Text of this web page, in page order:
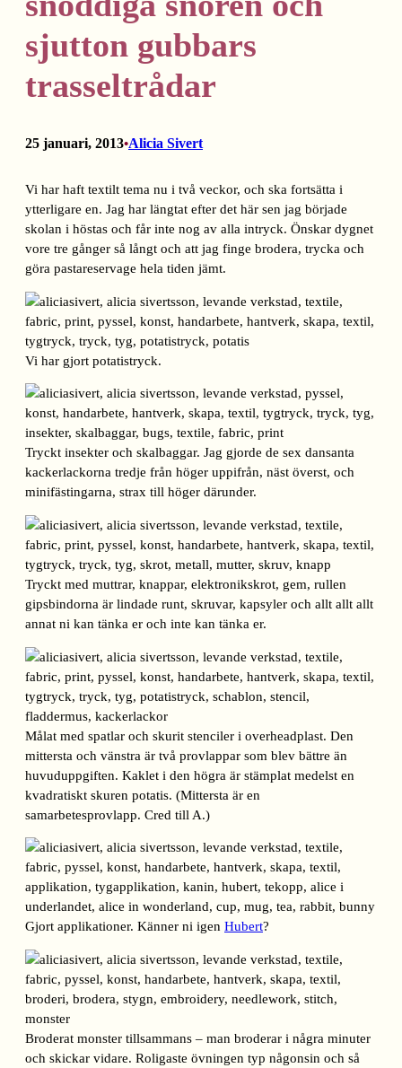
sjutton gubbars
trasseltrådar
25 januari, 2013•Alicia Sivert
Vi har haft textilt tema nu i två veckor, och ska fortsätta i
ytterligare en. Jag har längtat efter det här sen jag började
skolan i höstas och får inte nog av alla intryck. Önskar dygnet
vore tre gånger så långt och att jag finge brodera, trycka och
göra pastareservage hela tiden jämt.
Vi har gjort potatistryck.
Tryckt insekter och skalbaggar. Jag gjorde de sex dansanta
kackerlackorna tredje från höger uppifrån, näst överst, och
minifästingarna, strax till höger därunder.
Tryckt med muttrar, knappar, elektronikskrot, gem, rullen
gipsbindorna är lindade runt, skruvar, kapsyler och allt allt allt
annat ni kan tänka er och inte kan tänka er.
Målat med spatlar och skurit stenciler i overheadplast. Den
mittersta och vänstra är två provlappar som blev bättre än
huvuduppgiften. Kaklet i den högra är stämplat medelst en
kvadratiskt skuren potatis. (Mittersta är en
samarbetesprovlapp. Cred till A.)
Gjort applikationer. Känner ni igen Hubert?
Broderat monster tillsammans – man broderar i några minuter
och skickar vidare. Roligaste övningen typ någonsin och så